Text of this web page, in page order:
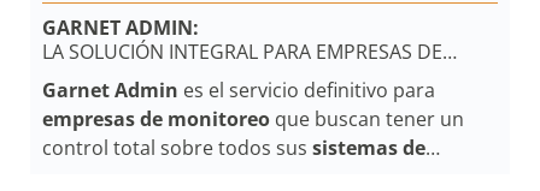
GARNET ADMIN:
LA SOLUCIÓN INTEGRAL PARA EMPRESAS DE
MONITOREO
Garnet Admin es el servicio definitivo para
empresas de monitoreo que buscan tener un
control total sobre todos sus sistemas de